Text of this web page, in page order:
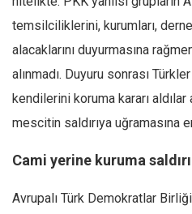
Karisi kitap sualleri
7 soruda bu hafta
Ekonomi
Spor
Gıda-Beslenme
temsilciliklerini, kurumları,
alacaklarını duyurmasına
alınmadı. Duyuru sonrası
kendilerini koruma kararı
mescitin saldırıya uğramasına
Cami yerine kuruma
Avrupalı Türk Demokratlar Birliği